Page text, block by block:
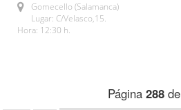
Gomecello (Salamanca)
Lugar: C/Velasco,15.
Hora: 12:30 h.
Página 288de